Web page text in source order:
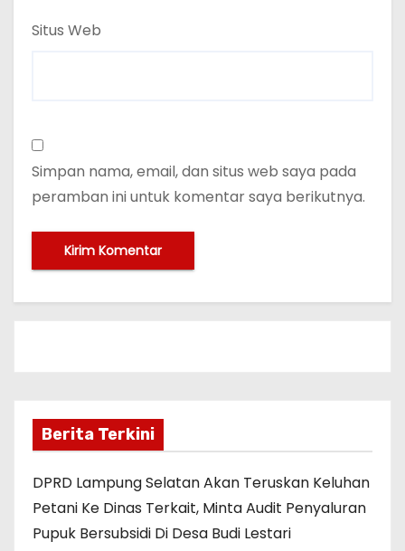
Situs Web
Simpan nama, email, dan situs web saya pada
peramban ini untuk komentar saya berikutnya.
Berita Terkini
DPRD Lampung Selatan Akan Teruskan Keluhan
Petani Ke Dinas Terkait, Minta Audit Penyaluran
Pupuk Bersubsidi Di Desa Budi Lestari